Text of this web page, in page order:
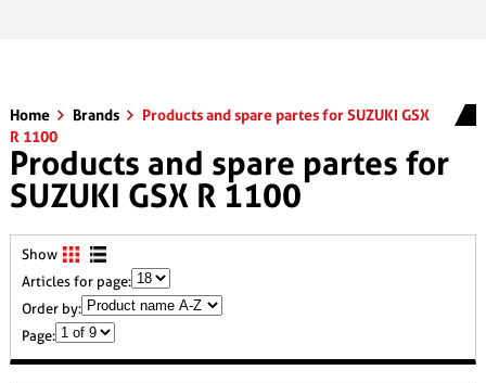
Home Brands
Products and spare partes for SUZUKI GSX
R 1100
Products and spare partes for
SUZUKI GSX R 1100
Show
Articles for page:
Order by:
Page: